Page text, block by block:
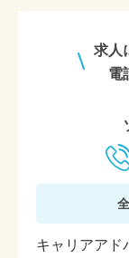
求人
電
キャリアアド